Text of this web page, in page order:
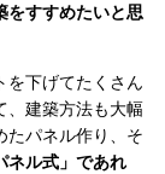
をすすめたいと思
下げてたくさん
、建築方法も大幅
たパネル作り、そ
ネル式」であれ